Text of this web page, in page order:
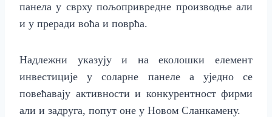
панела у сврху пољопривредне производње али
и у преради воћа и поврћа.
Надлежни указују и на еколошки елемент
инвестиције у соларне панеле а уједно се
повећавају активности и конкурентност фирми
али и задруга, попут оне у Новом Сланкамену.